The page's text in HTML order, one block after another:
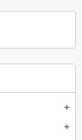
add
add